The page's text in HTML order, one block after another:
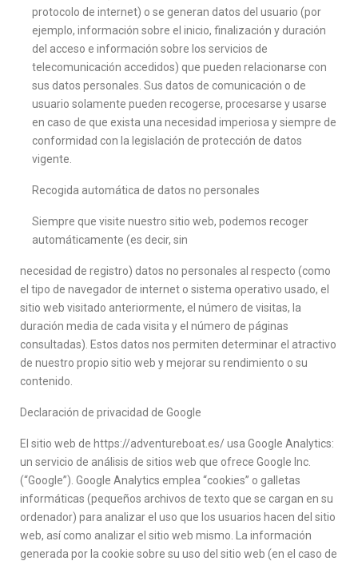
protocolo de internet) o se generan datos del usuario (por
ejemplo, información sobre el inicio, finalización y duración
del acceso e información sobre los servicios de
telecomunicación accedidos) que pueden relacionarse con
sus datos personales. Sus datos de comunicación o de
usuario solamente pueden recogerse, procesarse y usarse
en caso de que exista una necesidad imperiosa y siempre de
conformidad con la legislación de protección de datos
vigente.
Recogida automática de datos no personales
Siempre que visite nuestro sitio web, podemos recoger
automáticamente (es decir, sin
necesidad de registro) datos no personales al respecto (como
el tipo de navegador de internet o sistema operativo usado, el
sitio web visitado anteriormente, el número de visitas, la
duración media de cada visita y el número de páginas
consultadas). Estos datos nos permiten determinar el atractivo
de nuestro propio sitio web y mejorar su rendimiento o su
contenido.
Declaración de privacidad de Google
El sitio web de https://adventureboat.es/ usa Google Analytics:
un servicio de análisis de sitios web que ofrece Google Inc.
(“Google”). Google Analytics emplea “cookies” o galletas
informáticas (pequeños archivos de texto que se cargan en su
ordenador) para analizar el uso que los usuarios hacen del sitio
web, así como analizar el sitio web mismo. La información
generada por la cookie sobre su uso del sitio web (en el caso de